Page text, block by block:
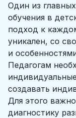
Один из
обучения в
подход к
уникален, со
и
Педагогам
создавать
Для этого
диагностику